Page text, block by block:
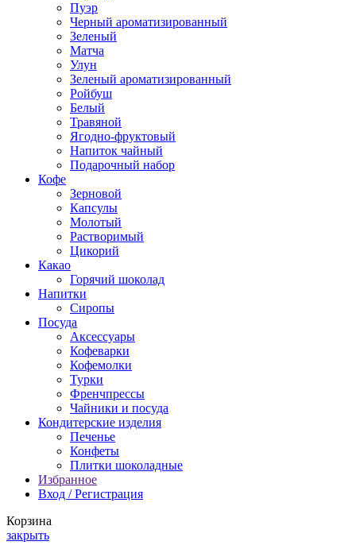
Пуэр
Черный ароматизированный
Зеленый
Матча
Улун
Зеленый ароматизированный
Ройбуш
Белый
Травяной
Ягодно-фруктовый
Напиток чайный
Подарочный набор
Кофе
Зерновой
Капсулы
Молотый
Растворимый
Цикорий
Какао
Горячий шоколад
Напитки
Сиропы
Посуда
Аксессуары
Кофеварки
Кофемолки
Турки
Френчпрессы
Чайники и посуда
Кондитерские изделия
Печенье
Конфеты
Плитки шоколадные
Избранное
Вход / Регистрация
Корзина
закрыть